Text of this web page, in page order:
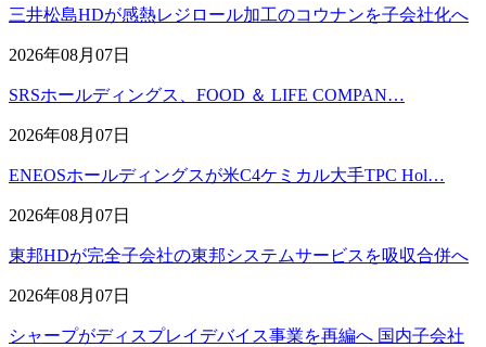
三井松島HDが感熱レジロール加工のコウナンを子会社化へ
2026年08月07日
SRSホールディングス、FOOD ＆ LIFE COMPAN…
2026年08月07日
ENEOSホールディングスが米C4ケミカル大手TPC Hol…
2026年08月07日
東邦HDが完全子会社の東邦システムサービスを吸収合併へ
2026年08月07日
シャープがディスプレイデバイス事業を再編へ 国内子会社